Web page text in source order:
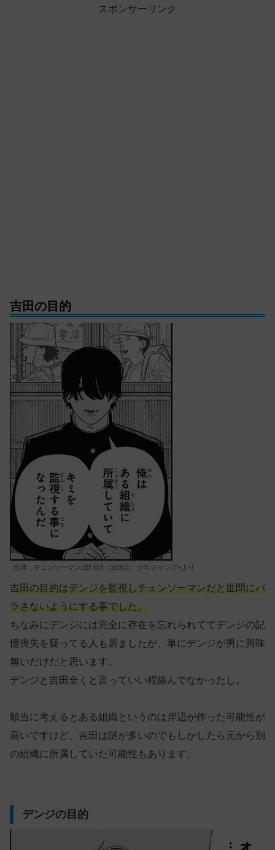
スポンサーリンク
吉田の目的
出典：チェンソーマン2部 6話（103話） 少年ジャンプ+より
吉田の目的はデンジを監視しチェンソーマンだと世間にバ
ラさないようにする事でした。
ちなみにデンジには完全に存在を忘れられててデンジの記
憶喪失を疑ってる人も居ましたが、単にデンジが男に興味
無いだけだと思います。
デンジと吉田全くと言っていい程絡んでなかったし。
順当に考えるとある組織というのは岸辺が作った可能性が
高いですけど、吉田は謎が多いのでもしかしたら元から別
の組織に所属していた可能性もあります。
デンジの目的